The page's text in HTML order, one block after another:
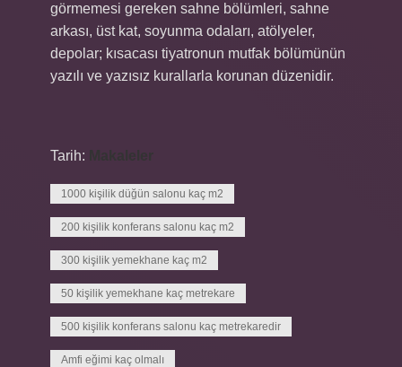
görmemesi gereken sahne bölümleri, sahne
arkası, üst kat, soyunma odaları, atölyeler,
depolar; kısacası tiyatronun mutfak bölümünün
yazılı ve yazısız kurallarla korunan düzenidir.
Tarih:
1000 kişilik düğün salonu kaç m2
200 kişilik konferans salonu kaç m2
300 kişilik yemekhane kaç m2
50 kişilik yemekhane kaç metrekare
500 kişilik konferans salonu kaç metrekaredir
Amfi eğimi kaç olmalı